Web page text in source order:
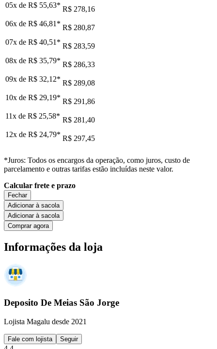
05x de R$ 55,63* R$ 278,16
06x de R$ 46,81 * R$ 280,87
07x de R$ 40,51 * R$ 283,59
08x de R$ 35,79* R$ 286,33
09x de R$ 32,12* R$ 289,08
10x de R$ 29,19* R$ 291,86
11x de R$ 25,58* R$ 281,40
12x de R$ 24,79* R$ 297,45
*Juros: Todos os encargos da operação, como juros, custo de
parcelamento e outras tarifas estão incluídas neste valor.
Calcular frete e prazo
Fechar
Adicionar à sacola
Adicionar à sacola
Comprar agora
Informações da loja
Deposito De Meias São Jorge
Lojista Magalu desde 2021
Fale com lojista Seguir